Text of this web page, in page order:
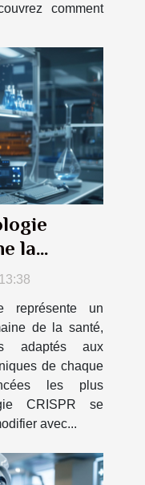
comment
la
représente un
de la santé,
adaptés aux
de chaque
les plus
CRISPR se
avec...